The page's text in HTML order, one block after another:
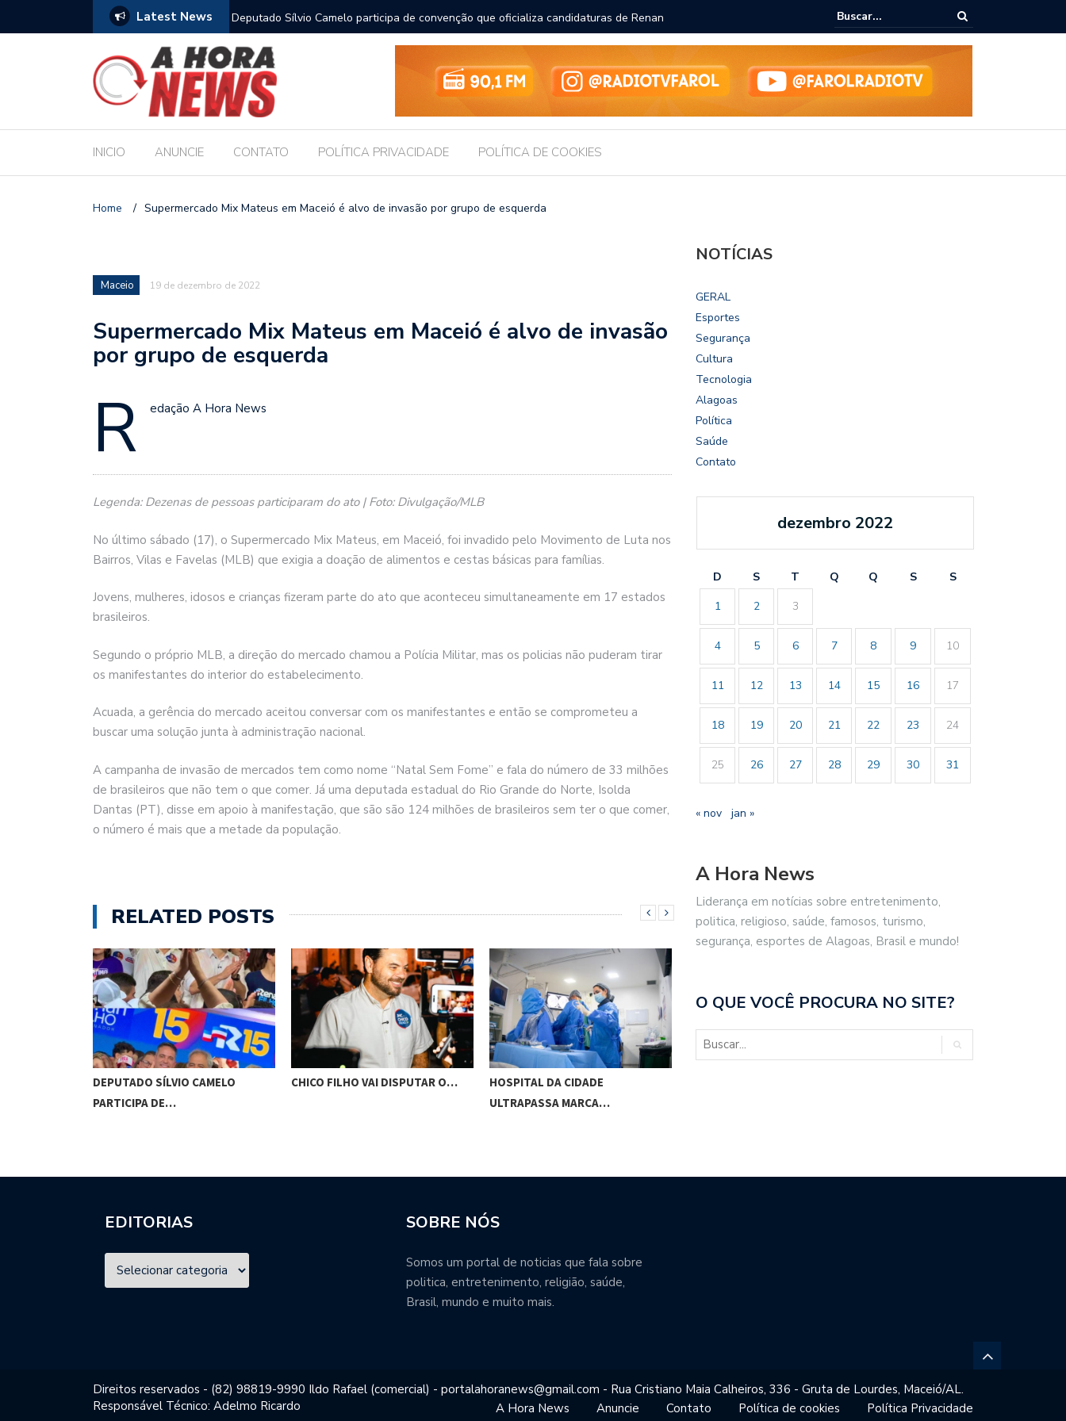
Latest News
sustentar família, aponta Dieese
Deputado Sílvio Camelo participa de convenção que oficializa candidaturas de Renan
Filho ao Governo e Renan Calheiros ao Senado
Chico Filho vai disputar o mandato de deputado federal nas eleições 2026
INICIO ANUNCIE CONTATO POLÍTICA PRIVACIDADE POLÍTICA DE COOKIES
Home / Supermercado Mix Mateus em Maceió é alvo de invasão por grupo de esquerda
Maceio 19 de dezembro de 2022
Supermercado Mix Mateus em Maceió é alvo de invasão
por grupo de esquerda
R edação A Hora News
Legenda: Dezenas de pessoas participaram do ato | Foto: Divulgação/MLB
No último sábado (17), o Supermercado Mix Mateus, em Maceió, foi invadido pelo Movimento de Luta nos
Bairros, Vilas e Favelas (MLB) que exigia a doação de alimentos e cestas básicas para famílias.
Jovens, mulheres, idosos e crianças fizeram parte do ato que aconteceu simultaneamente em 17 estados
brasileiros.
Segundo o próprio MLB, a direção do mercado chamou a Polícia Militar, mas os policias não puderam tirar
os manifestantes do interior do estabelecimento.
Acuada, a gerência do mercado aceitou conversar com os manifestantes e então se comprometeu a
buscar uma solução junta à administração nacional.
A campanha de invasão de mercados tem como nome “Natal Sem Fome” e fala do número de 33 milhões
de brasileiros que não tem o que comer. Já uma deputada estadual do Rio Grande do Norte, Isolda
Dantas (PT), disse em apoio à manifestação, que são são 124 milhões de brasileiros sem ter o que comer,
o número é mais que a metade da população.
RELATED POSTS
DEPUTADO SÍLVIO CAMELO
PARTICIPA DE…
CHICO FILHO VAI DISPUTAR O…
HOSPITAL DA CIDADE
ULTRAPASSA MARCA…
NOTÍCIAS
GERAL
Esportes
Segurança
Cultura
Tecnologia
Alagoas
Política
Saúde
Contato
dezembro 2022
D S T Q Q S
S
1
2 3
4 5 6 7 8 9 10
11 12 13 14 15 16 17
18 19 20 21 22 23 24
25 26 27 28 29 30 31
« nov jan »
A Hora News
Liderança em notícias sobre entretenimento,
politica, religioso, saúde, famosos, turismo,
segurança, esportes de Alagoas, Brasil e mundo!
O QUE VOCÊ PROCURA NO SITE?
EDITORIAS SOBRE NÓS
Somos um portal de noticias que fala sobre
politica, entretenimento, religião, saúde,
Brasil, mundo e muito mais.
Direitos reservados - (82) 98819-9990 Ildo Rafael (comercial) - portalahoranews@gmail.com - Rua Cristiano Maia Calheiros, 336 - Gruta de Lourdes, Maceió/AL.
Responsável Técnico: Adelmo Ricardo
A Hora News Anuncie Contato Política de cookies Política Privacidade